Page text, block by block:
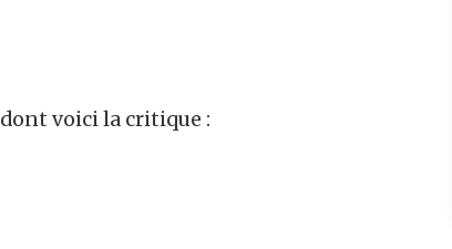
dont voici la critique :